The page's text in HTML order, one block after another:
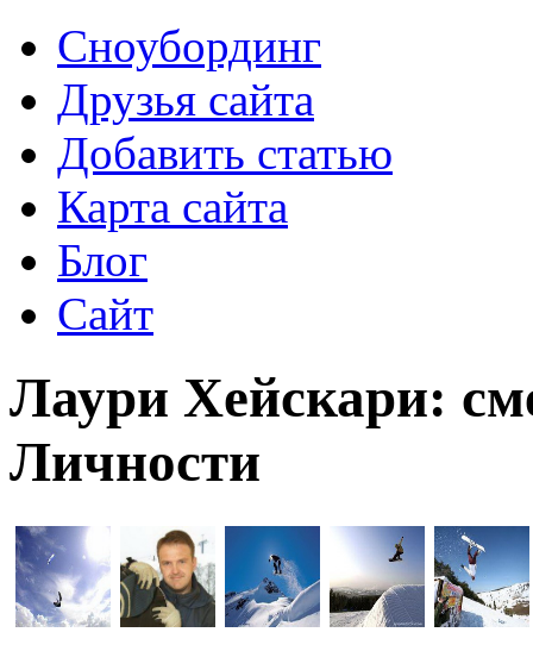
Сноубординг
Друзья сайта
Добавить статью
Карта сайта
Блог
Сайт
Лаури Хейскари:
Личности